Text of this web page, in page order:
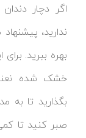
اگر دچار
ندارید،
بهره ببرید.
خشک شده
صبر کنید تا